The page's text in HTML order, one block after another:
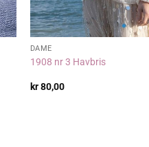
DAME
1908 nr 3 Havbris
kr80,00